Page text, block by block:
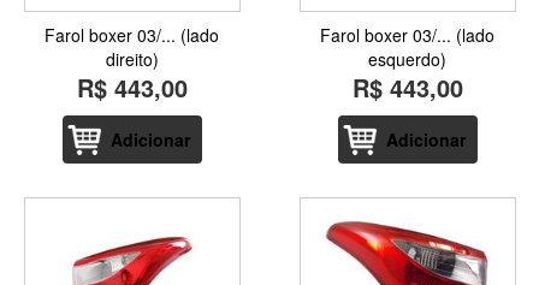
Farol boxer 03/... (lado
direito)
R$ 443,00
Adicionar
Farol boxer 03/... (lado
esquerdo)
R$ 443,00
Adicionar